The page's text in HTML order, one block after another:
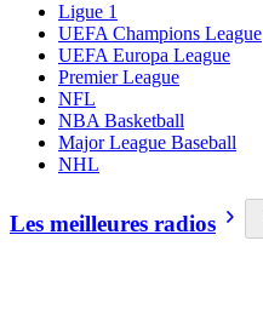
Ligue 1
UEFA Champions League
UEFA Europa League
Premier League
NFL
NBA Basketball
Major League Baseball
NHL
Les meilleures radios